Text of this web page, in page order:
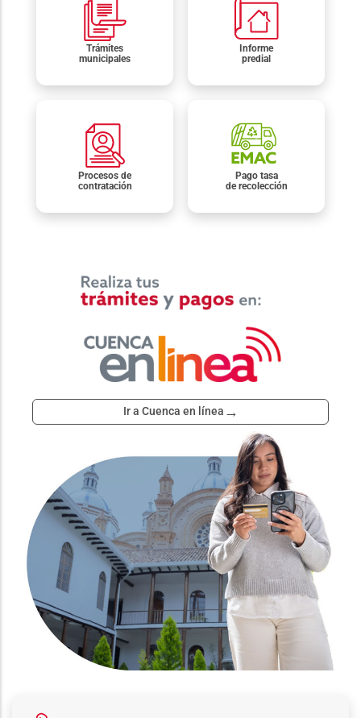
Trámites
municipales
Informe
predial
Procesos de
contratación
Pago tasa
de recolección
Ir a Cuenca en línea →